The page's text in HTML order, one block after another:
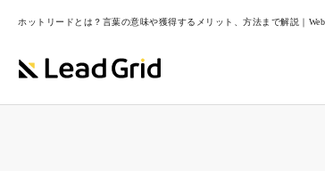
ホットリードとは？言葉の意味や獲得するメリット、方法まで解説｜